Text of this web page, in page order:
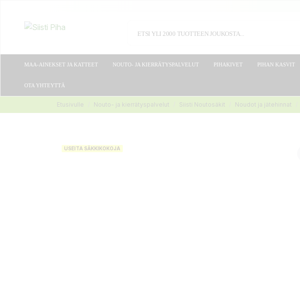
MAA-AINEKSET JA KATTEET NOUTO- JA KIERRÄTYSPALVELUT PIHAKIVET PIHAN KASVIT
OTA YHTEYTTÄ
Etusivulle Nouto- ja kierrätyspalvelut Siisti Noutosäkit Noudot ja jätehinnat
USEITA SÄKKIKOKOJA